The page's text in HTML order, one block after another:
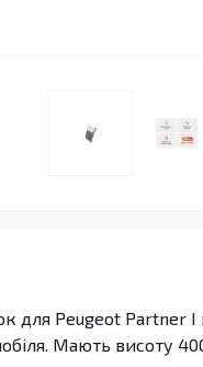
для Peugeot Partner
Мають висоту